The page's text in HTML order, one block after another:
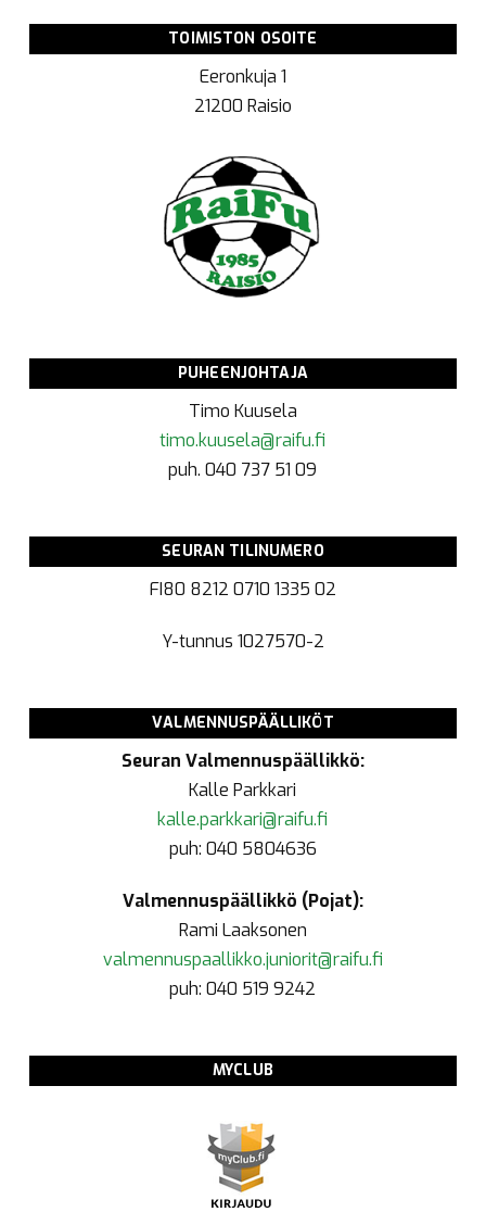
TOIMISTON OSOITE
Eeronkuja 1
21200 Raisio
PUHEENJOHTAJA
Timo Kuusela
timo.kuusela@raifu.fi
puh. 040 737 51 09
SEURAN TILINUMERO
FI80 8212 0710 1335 02
Y-tunnus 1027570-2
VALMENNUSPÄÄLLIKÖT
Seuran Valmennuspäällikkö:
Kalle Parkkari
kalle.parkkari@raifu.fi
puh: 040 5804636
Valmennuspäällikkö (Pojat):
Rami Laaksonen
valmennuspaallikko.juniorit@raifu.fi
puh: 040 519 9242
MYCLUB